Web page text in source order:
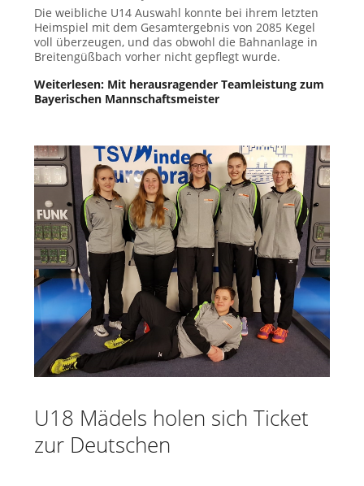
Die weibliche U14 Auswahl konnte bei ihrem letzten
Heimspiel mit dem Gesamtergebnis von 2085 Kegel
voll überzeugen, und das obwohl die Bahnanlage in
Breitengüßbach vorher nicht gepflegt wurde.
Weiterlesen: Mit herausragender Teamleistung zum
Bayerischen Mannschaftsmeister
U18 Mädels holen sich Ticket
zur Deutschen